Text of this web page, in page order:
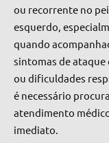
ou recorrente no
esquerdo,
quando
sintomas de ataque
ou dificuldades
é necessário
atendimento
imediato.